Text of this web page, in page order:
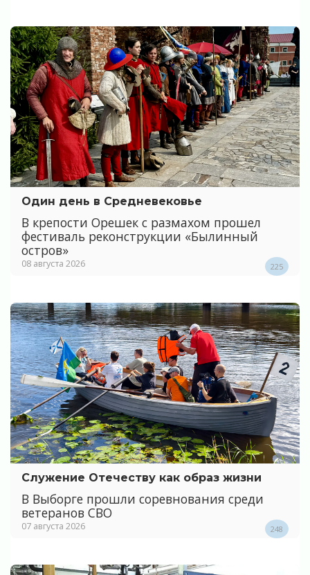
Один день в Средневековье
В крепости Орешек с размахом прошел
фестиваль реконструкции «Былинный
остров»
08 августа 2026 225
Служение Отечеству как образ жизни
В Выборге прошли соревнования среди
ветеранов СВО
07 августа 2026 248